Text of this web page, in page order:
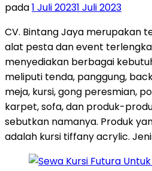
pada1 Juli 20231 Juli 2023
CV. Bintang Jaya merupakan
alat pesta dan event
menyediakan berbagai
meliputi tenda, panggung,
meja, kursi, gong peresmian,
karpet, sofa, dan produk-
sebutkan namanya. Produk
adalah kursi tiffany acrylic.